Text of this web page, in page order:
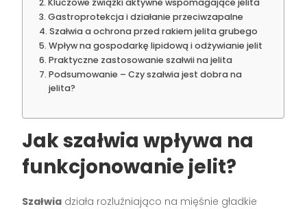
Gastroprotekcja i działanie przeciwzapalne
Szałwia a ochrona przed rakiem jelita grubego
Wpływ na gospodarkę lipidową i odżywianie jelit
Praktyczne zastosowanie szałwii na jelita
Podsumowanie – Czy szałwia jest dobra na
jelita?
Jak szałwia wpływa na
funkcjonowanie jelit?
Szałwia działa rozluźniająco na mięśnie gładkie